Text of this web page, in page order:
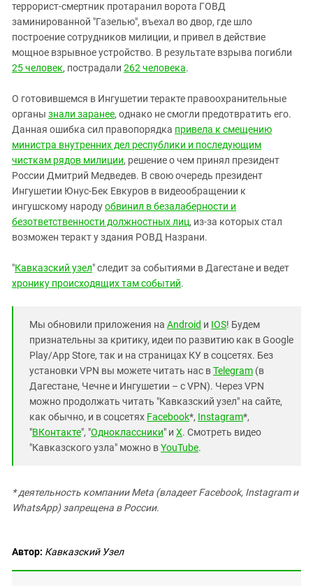
террорист-смертник протаранил ворота ГОВД
заминированной "Газелью", въехал во двор, где шло
построение сотрудников милиции, и привел в действие
мощное взрывное устройство. В результате взрыва погибли
25 человек, пострадали 262 человека.
О готовившемся в Ингушетии теракте правоохранительные
органы знали заранее, однако не смогли предотвратить его.
Данная ошибка сил правопорядка привела к смещению
министра внутренних дел республики и последующим
чисткам рядов милиции, решение о чем принял президент
России Дмитрий Медведев. В свою очередь президент
Ингушетии Юнус-Бек Евкуров в видеообращении к
ингушскому народуобвинил в безалаберности и
безответственности должностных лиц, из-за которых стал
возможен теракт у здания РОВД Назрани.
"Кавказский узел" следит за событиями в Дагестане и ведет
хронику происходящих там событий.
Мы обновили приложения на Android и IOS! Будем
признательны за критику, идеи по развитию как в Google
Play/App Store, так и на страницах КУ в соцсетях. Без
установки VPN вы можете читать нас вTelegram (в
Дагестане, Чечне и Ингушетии – с VPN). Через VPN
можно продолжать читать "Кавказский узел" на сайте,
как обычно, и в соцсетях Facebook*, Instagram*,
"ВКонтакте", "Одноклассники" и X. Смотреть видео
"Кавказского узла" можно вYouTube.
* деятельность компании Meta (владеет Facebook, Instagram и
WhatsApp) запрещена в России.
Автор: Кавказский Узел